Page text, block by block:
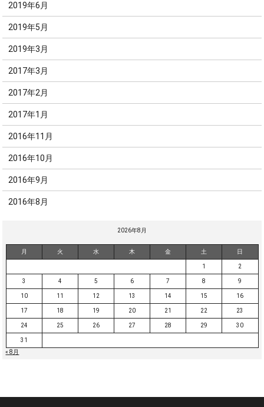
2019年6月
2019年5月
2019年3月
2017年3月
2017年2月
2017年1月
2016年11月
2016年10月
2016年9月
2016年8月
2026年8月
月 火 水 木 金 土 日
1 2
3 4 5 6 7 8 9
10 11 12 13 14 15 16
17 18 19 20 21 22 23
24 25 26 27 28 29 30
31
« 8月